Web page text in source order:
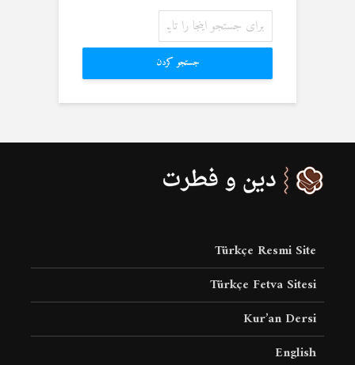
جستجو کردن
Türkçe Resmi Site
Türkçe Fetva Sitesi
Kur’an Dersi
English